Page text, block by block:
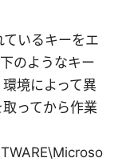
いるキーをエ
のようなキー
境によって異
ってから作業